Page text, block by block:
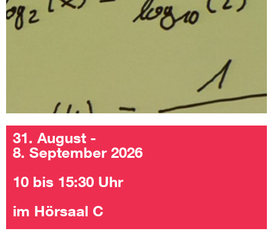
31. August -
8. September 2026
10 bis 15:30 Uhr
im Hörsaal C